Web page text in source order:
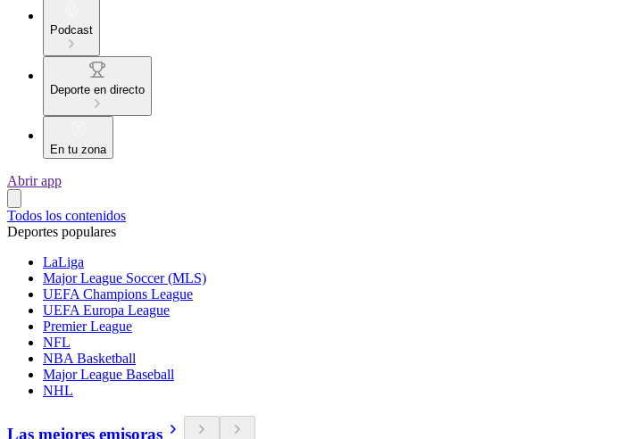
Podcast
Deporte en directo
En tu zona
Abrir app
Todos los contenidos
Deportes populares
LaLiga
Major League Soccer (MLS)
UEFA Champions League
UEFA Europa League
Premier League
NFL
NBA Basketball
Major League Baseball
NHL
Las mejores emisoras